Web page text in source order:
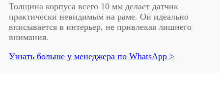
Толщина корпуса всего 10 мм делает датчик
практически невидимым на раме. Он идеально
вписывается в интерьер, не привлекая лишнего
внимания.
Узнать больше у менеджера по WhatsApp >